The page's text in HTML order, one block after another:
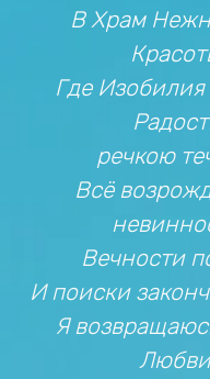
В Храм
Где
речкою
Всё
Вечности
И поиски
Я
Любви